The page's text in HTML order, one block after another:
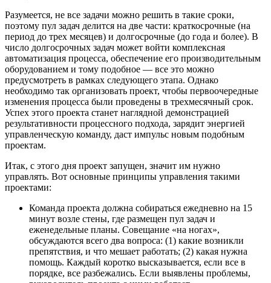
Разумеется, не все задачи можно решить в такие сроки,
поэтому пул задач делится на две части: краткосрочные (на
период до трех месяцев) и долгосрочные (до года и более). В
число долгосрочных задач может войти комплексная
автоматизация процесса, обеспечение его производительным
оборудованием и тому подобное — все это можно
предусмотреть в рамках следующего этапа. Однако
необходимо так организовать проект, чтобы первоочередные
изменения процесса были проведены в трехмесячный срок.
Успех этого проекта станет наглядной демонстрацией
результативности процессного подхода, зарядит энергией
управленческую команду, даст импульс новым подобным
проектам.
Итак, с этого дня проект запущен, значит им нужно
управлять. Вот основные принципы управления такими
проектами:
Команда проекта должна собираться ежедневно на 15
минут возле стены, где размещен пул задач и
еженедельные планы. Совещание «на ногах»,
обсуждаются всего два вопроса: (1) какие возникли
препятствия, и что мешает работать; (2) какая нужна
помощь. Каждый коротко высказывается, если все в
порядке, все разбежались. Если выявлены проблемы,